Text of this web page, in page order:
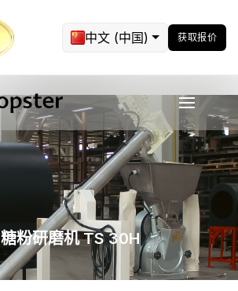
中文 (中国) 获取报价
糖粉研磨机 TS 30H